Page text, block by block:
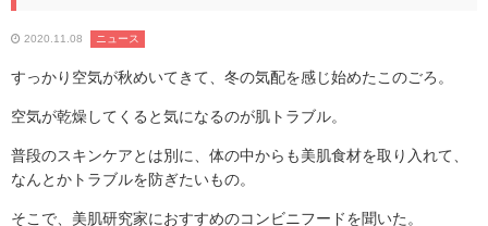
2020.11.08 ニュース
すっかり空気が秋めいてきて、冬の気配を感じ始めたこのごろ。
空気が乾燥してくると気になるのが肌トラブル。
普段のスキンケアとは別に、体の中からも美肌食材を取り入れて、
なんとかトラブルを防ぎたいもの。
そこで、美肌研究家におすすめのコンビニフードを聞いた。